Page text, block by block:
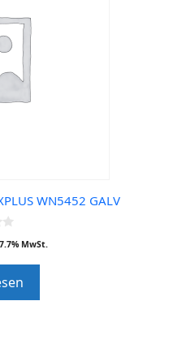
WN5452 GALV
MwSt.